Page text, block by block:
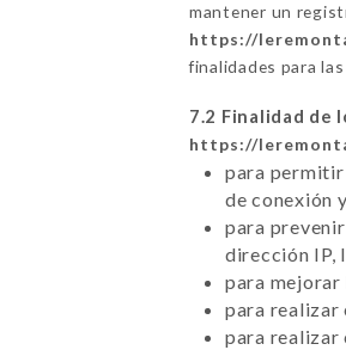
mantener un
https://
finalidades para
7.2 Finalidad de
https://
para permitir
de conexión
para
dirección IP,
para
para realizar
para realizar